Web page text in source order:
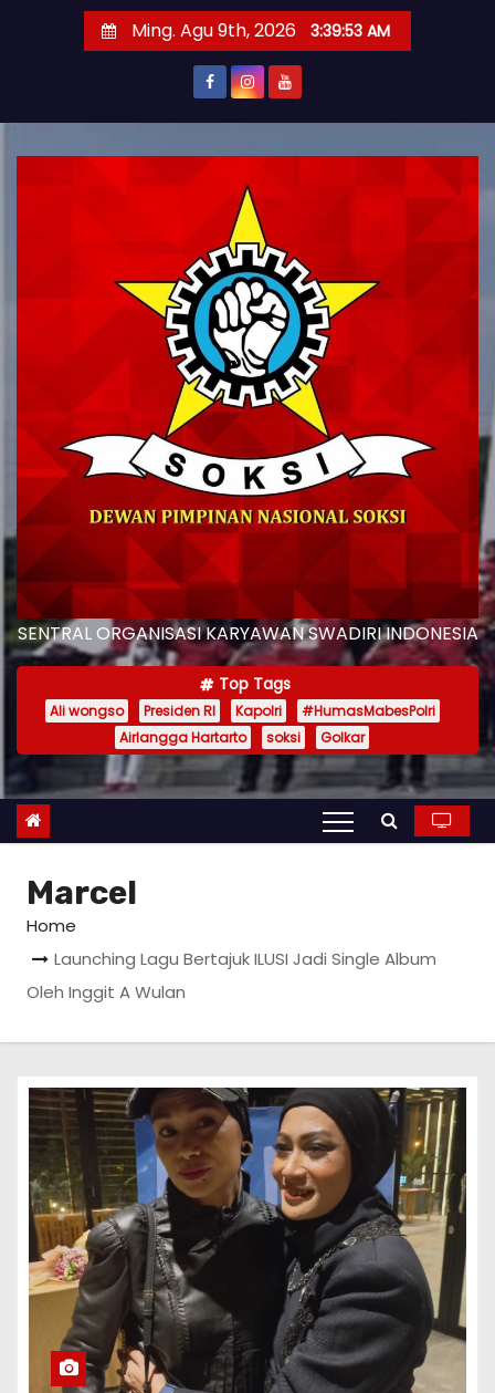
Ming. Agu 9th, 2026 3:39:54 AM
SENTRAL ORGANISASI KARYAWAN SWADIRI INDONESIA
Top Tags
Ali wongso Presiden RI Kapolri
#HumasMabesPolri
Airlangga Hartarto
soksi Golkar
Marcel
Home
Launching Lagu Bertajuk ILUSI Jadi Single Album
Oleh Inggit A Wulan